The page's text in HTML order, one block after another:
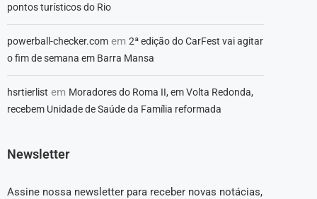
pontos turísticos do Rio
powerball-checker.com em 2ª edição do CarFest vai agitar
o fim de semana em Barra Mansa
hsrtierlist em Moradores do Roma II, em Volta Redonda,
recebem Unidade de Saúde da Família reformada
Newsletter
Assine nossa newsletter para receber novas notácias,